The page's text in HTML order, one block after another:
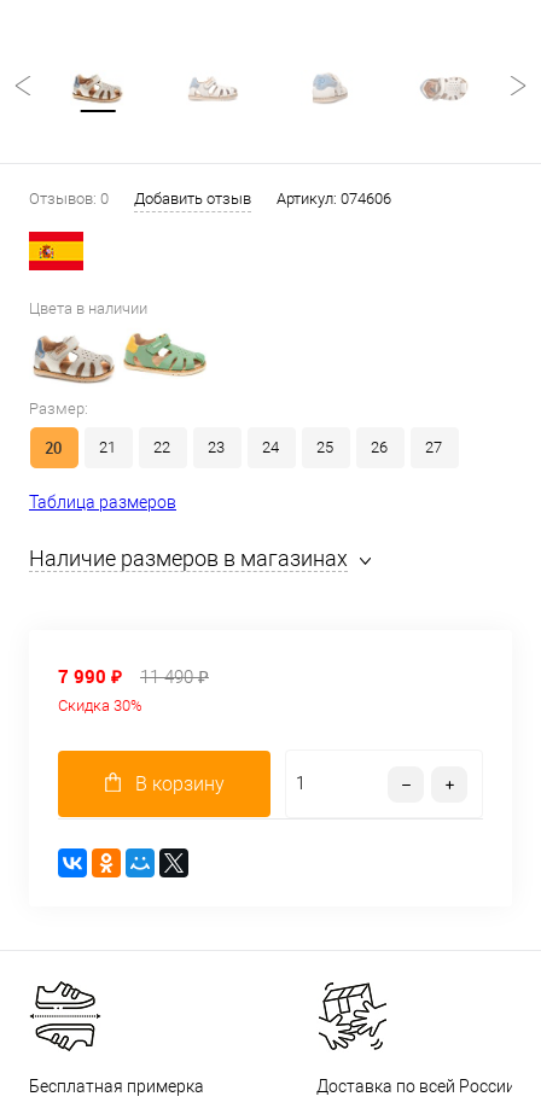
Отзывов: 0 Добавить отзыв Артикул: 074606
Цвета в наличии
Размер:
20 21 22 23 24 25 26 27
Таблица размеров
Наличие размеров в магазинах
7 990 ₽ 11 490 ₽
Скидка 30%
В корзину
Бесплатная примерка Доставка по всей России